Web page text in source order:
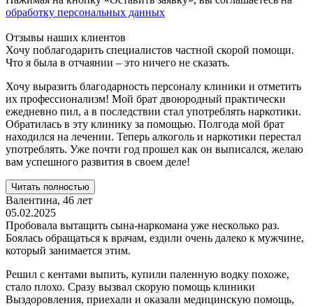
обработку персональных данных
Отзывы наших клиентов
Хочу поблагодарить специалистов частной скорой помощи.
Что я была в отчаянии – это ничего не сказать.
Хочу выразить благодарность персоналу клиники и отметить
их профессионализм! Мой брат двоюродный практически
ежедневно пил, а в последствии стал употреблять наркотики.
Обратилась в эту клинику за помощью. Полгода мой брат
находился на лечении. Теперь алкоголь и наркотики перестал
употреблять. Уже почти год прошел как он выписался, желаю
вам успешного развития в своем деле!
Читать полностью
Валентина, 46 лет
05.02.2025
Пробовала вытащить сына-наркомана уже несколько раз.
Боялась обращаться к врачам, ездили очень далеко к мужчине,
который занимается этим.
Решил с кентами выпить, купили паленную водку похоже,
стало плохо. Сразу вызвал скорую помощь клиники
Выздоровления, приехали и оказали медицинскую помощь,